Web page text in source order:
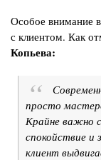
Особое внимание
с клиентом. Как
Копьева:
просто
Крайне важно
спокойствие и
клиент